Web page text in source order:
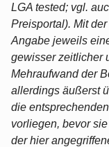
LGA tested; vgl.
Preisportal). Mit
Angabe jeweils
gewisser zeitlicher
Mehraufwand der
allerdings äußerst
die
vorliegen, bevor
der hier